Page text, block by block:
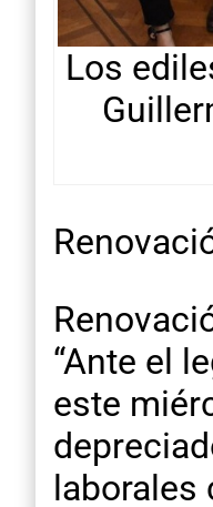
Los
“Ante el
este
laborales